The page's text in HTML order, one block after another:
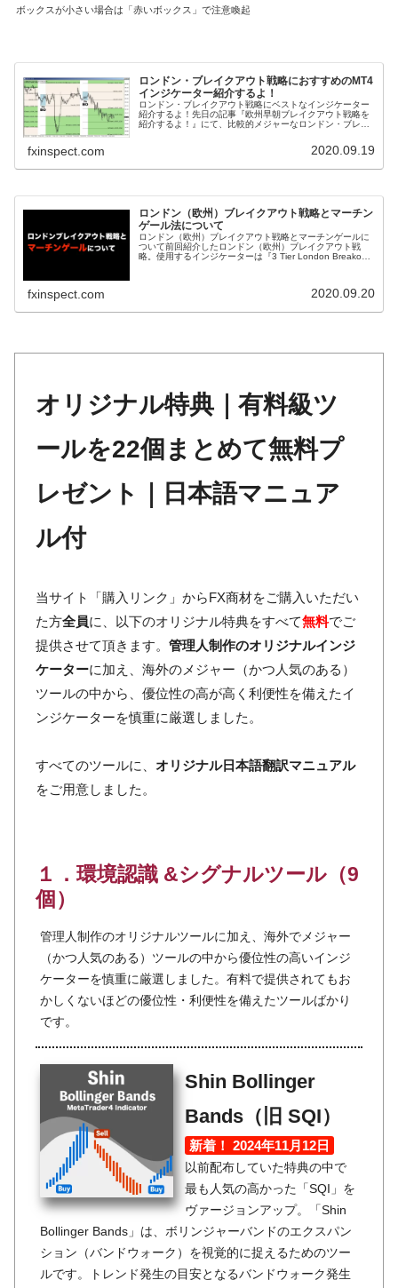
ボックスが小さい場合は「赤いボックス」で注意喚起
ロンドン・ブレイクアウト戦略におすすめのMT4
インジケーター紹介するよ！
ロンドン・ブレイクアウト戦略にベストなインジケーター
紹介するよ！先日の記事『欧州早朝ブレイクアウト戦略を
紹介するよ！』にて、比較的メジャーなロンドン・ブレイ
fxinspect.com 2020.09.19
ロンドン（欧州）ブレイクアウト戦略とマーチン
ゲール法について
ロンドン（欧州）ブレイクアウト戦略とマーチンゲールに
ついて前回紹介したロンドン（欧州）ブレイクアウト戦
略。使用するインジケーターは『3 Tier London Breakout
fxinspect.com 2020.09.20
オリジナル特典｜有料級ツ
ールを22個まとめて無料プ
レゼント｜日本語マニュア
ル付
当サイト「購入リンク」からFX商材をご購入いただい
た方全員に、以下のオリジナル特典をすべて無料でご
提供させて頂きます。 管理人制作のオリジナルインジ
ケーターに加え、海外のメジャー（かつ人気のある）
ツールの中から、優位性の高が高く利便性を備えたイ
ンジケーターを慎重に厳選しました。
すべてのツールに、 オリジナル日本語翻訳マニュアル
をご用意しました。
１．環境認識 &シグナルツール（9
個）
管理人制作のオリジナルツールに加え、海外でメジャー
（かつ人気のある）ツールの中から優位性の高いインジ
ケーターを慎重に厳選しました。有料で提供されてもお
かしくないほどの優位性・利便性を備えたツールばかり
です。
Shin Bollinger
Bands（旧 SQI）
新着！ 2024年11月12日
以前配布していた特典の中で
最も人気の高かった「SQI」を
ヴァージョンアップ。「Shin
Bollinger Bands」は、ボリンジャーバンドのエクスパン
ション（バンドウォーク）を視覚的に捉えるためのツー
ルです。トレンド発生の目安となるバンドウォーク発生